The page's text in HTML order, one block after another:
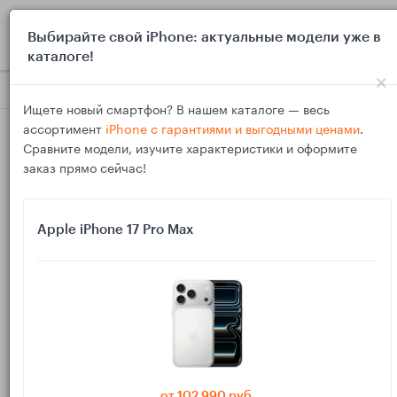
Блог Выбор и покупка Dyson с увлажнением: как
15
Dyson с увлажнением: как выбрать
очиститель‑увлажнитель и правильно
Выбирайте свой iPhone: актуальные модели уже в
каталоге!
×
Ищете новый смартфон? В нашем каталоге — весь
ассортимент iPhone с гарантиями и выгодными ценами.
Сравните модели, изучите характеристики и оформите
заказ прямо сейчас!
Apple iPhone 17 Pro Max